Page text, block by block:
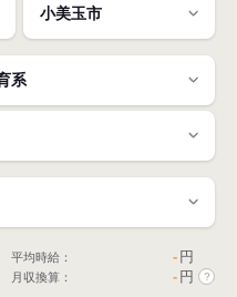
平均時給： - 円
月収換算： - 円 ?